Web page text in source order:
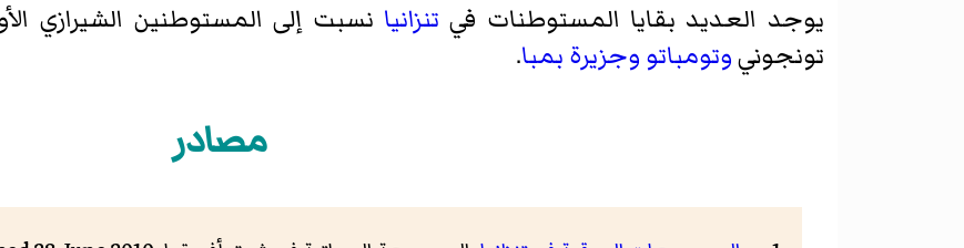
يوجد العديد بقايا المستوطنات في تنزانيا نسبت إلى المستوطنين الشيرازي
تونجونيوتومباتو وجزيرة بمبا.
مصادر